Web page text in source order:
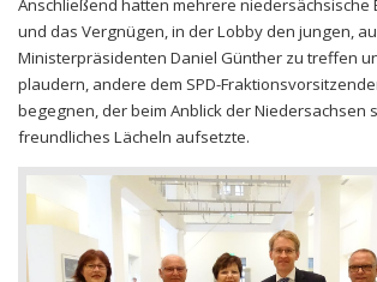
Anschließend hatten mehrere niedersächsische
und das Vergnügen, in der Lobby den jungen,
Ministerpräsidenten Daniel Günther zu treffen
plaudern, andere dem SPD-
begegnen, der beim Anblick der Niedersachsen
freundliches Lächeln aufsetzte.